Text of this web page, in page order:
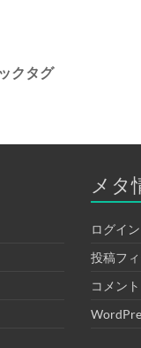
クタグ
メタ
ログイン
投稿フ
コメン